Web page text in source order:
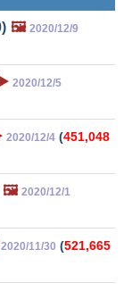
🖼️ 2020/12/9
2020/12/5
2020/12/4 (451,048
🖼️ 2020/12/1
2020/11/30 (521,665